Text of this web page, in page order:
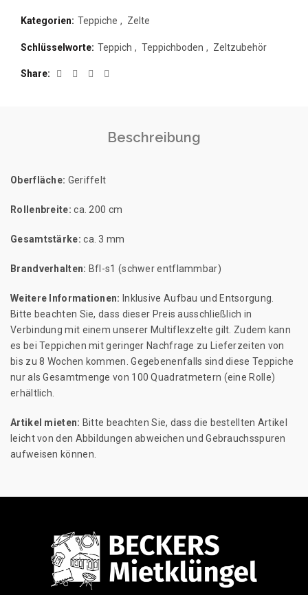
Kategorien: Teppiche , Zelte
Schlüsselworte: Teppich , Teppichboden , Zeltzubehör
Share
Beschreibung
Oberfläche: Geriffelt
Rollenbreite: ca. 200 cm
Gesamtstärke: ca. 3 mm
Brandverhalten: Bfl-s1 (schwer entflammbar)
Weitere Informationen: Inklusive Aufbau und Entsorgung.
Bitte beachten Sie, dass dieser Preis ausschließlich in
Verbindung mit einem unserer Multiflexzelte gilt. Zudem kann
es bei Teppichen mit geringer Nachfrage zu Lieferzeiten von
bis zu 8 Wochen kommen. Gegebenenfalls sind diese Teppiche
nur als Gesamtmenge von 100 Quadratmetern (eine Rolle)
erhältlich.
Artikel mieten: Bitte beachten Sie, dass die bestellten Artikel
leicht von den Abbildungen abweichen und Gebrauchsspuren
aufweisen können.